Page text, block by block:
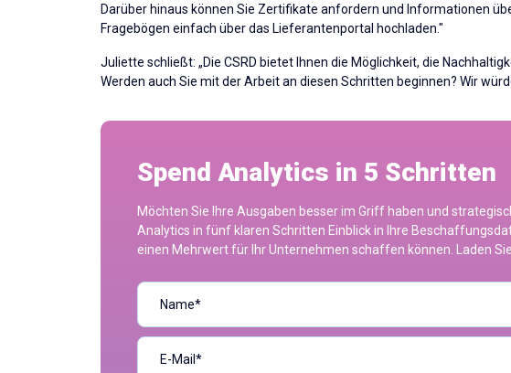
Darüber hinaus können Sie Zertifikate anfordern und Informationen
Fragebögen einfach über das Lieferantenportal hochladen."
Juliette schließt: „Die CSRD bietet Ihnen die Möglichkeit, die
Werden auch Sie mit der Arbeit an diesen Schritten beginnen? Wir
Spend Analytics in 5 Schritten
Möchten Sie Ihre Ausgaben besser im Griff haben und
Analytics in fünf klaren Schritten Einblick in Ihre
einen Mehrwert für Ihr Unternehmen schaffen können. Laden